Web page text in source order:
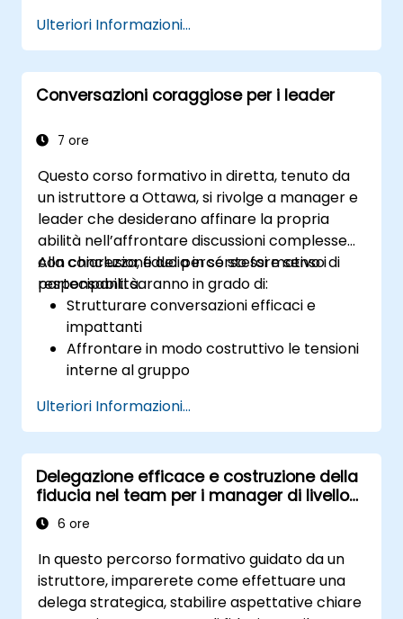
escalation.
Costruire accordi di team e un piano di
adozione a 30 giorni.
Ulteriori Informazioni...
Conversazioni coraggiose per i leader
7 ore
Questo corso formativo in diretta, tenuto da
un istruttore a Ottawa, si rivolge a manager e
leader che desiderano affinare la propria
abilità nell’affrontare discussioni complesse
con chiarezza, fiducia in sé stessi e senso di
responsabilità.
Alla conclusione del percorso formativo i
partecipanti saranno in grado di:
Strutturare conversazioni efficaci e
impattanti
Affrontare in modo costruttivo le tensioni
interne al gruppo
responsabilità all’interno del team
Mantenere un approccio diretto e deciso
anche sotto pressione
Ulteriori Informazioni...
Delegazione efficace e costruzione della
fiducia nel team per i manager di livello
intermedio
6 ore
In questo percorso formativo guidato da un
istruttore, imparerete come effettuare una
delega strategica, stabilire aspettative chiare